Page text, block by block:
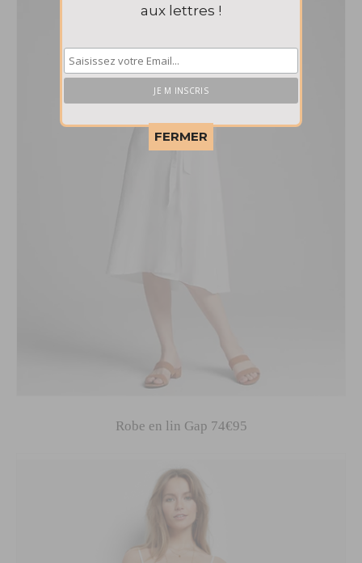
Robe en lin Gap 74€95
This popup will close in:
aux lettres !
FERMER